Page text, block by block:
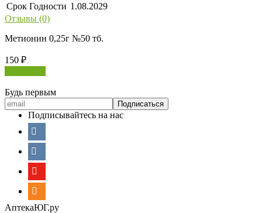
Срок Годности 1.08.2029
Отзывы (0)
Метионин 0,25г №50 тб.
150 ₽
Будь первым
Подписывайтесь на нас
АптекаЮГ.ру